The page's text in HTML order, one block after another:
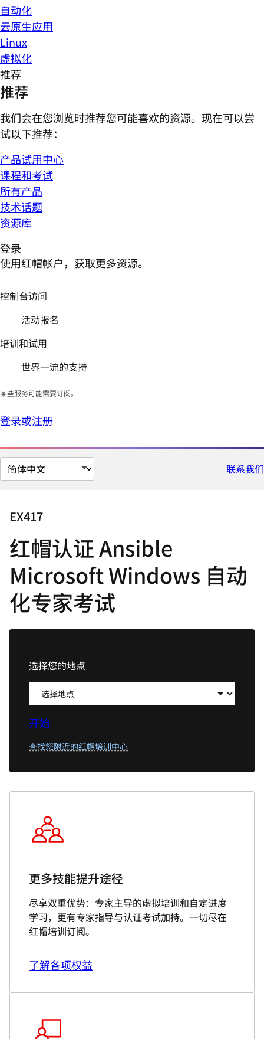
自动化
云原生应用
Linux
虚拟化
推荐
推荐
我们会在您浏览时推荐您可能喜欢的资源。现在可以尝
试以下推荐：
产品试用中心
课程和考试
所有产品
技术话题
资源库
登录
使用红帽帐户，获取更多资源。
控制台访问
活动报名
培训和试用
世界一流的支持
某些服务可能需要订阅。
登录或注册
切
换
言
联系我们
EX417
红帽认证 Ansible
Microsoft Windows 自动
化专家考试
选择您的地点
开始
查找您附近的红帽培训中心
更多技能提升途径
尽享双重优势：专家主导的虚拟培训和自定进度
学习，更有专家指导与认证考试加持。一切尽在
红帽培训订阅。
了解各项权益